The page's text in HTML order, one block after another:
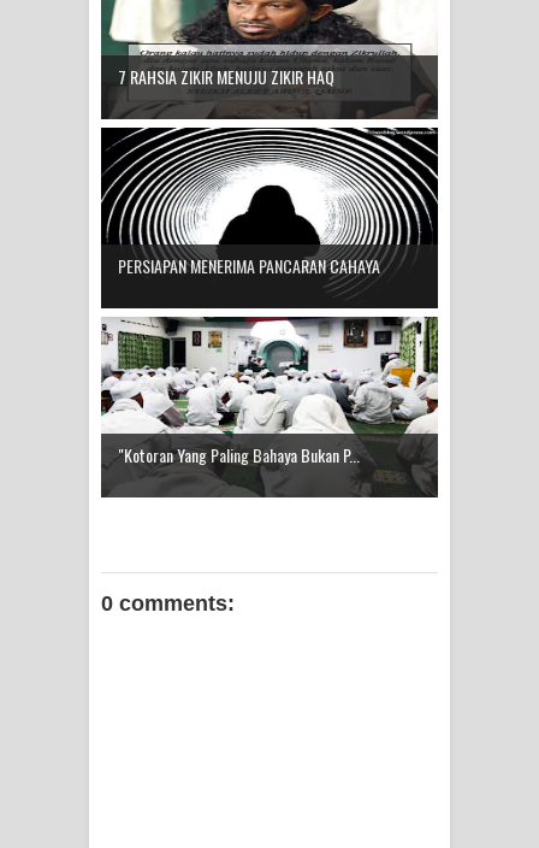
7 RAHSIA ZIKIR MENUJU ZIKIR HAQ
PERSIAPAN MENERIMA PANCARAN CAHAYA
"Kotoran Yang Paling Bahaya Bukan P...
0 comments: